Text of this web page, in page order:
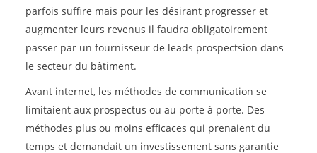
parfois suffire mais pour les désirant progresser et
augmenter leurs revenus il faudra obligatoirement
passer par un fournisseur de leads prospectsion dans
le secteur du bâtiment.
Avant internet, les méthodes de communication se
limitaient aux prospectus ou au porte à porte. Des
méthodes plus ou moins efficaces qui prenaient du
temps et demandait un investissement sans garantie